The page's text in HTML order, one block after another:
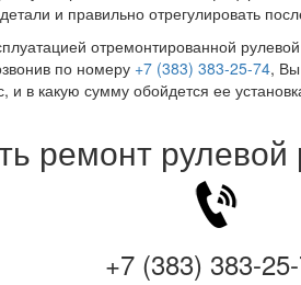
и правильно отрегулировать
отремонтированной
по номеру +7 (383) 383-25-74, Вы
и в какую сумму обойдется ее
ремонт
+7 (383) 383-